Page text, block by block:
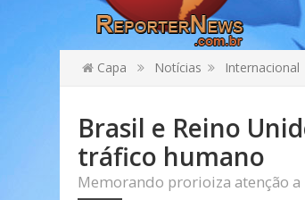
Capa Notícias Internacional
Brasil e Reino
tráfico humano
Memorando prorioiza atenção